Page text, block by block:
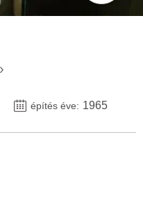
építés éve: 1965